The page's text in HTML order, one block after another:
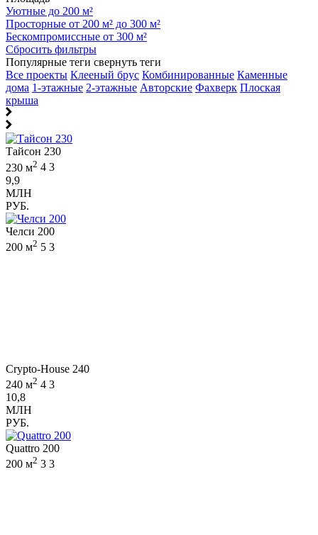
Уютные до 200 м²
Просторные от 200 м² до 300 м²
Бескомпромиссные от 300 м²
Сбросить фильтры
Популярные теги свернуть теги
Все проекты Клееный брус Комбинированные Каменные
дома 1-этажные 2-этажные Авторские Фахверк Плоская
крыша
Тайсон 230
230 м2 4 3
9,9
МЛН
РУБ.
Челси 200
200 м2 5 3
Crypto-House 240
240 м2 4 3
10,8
МЛН
РУБ.
Quattro 200
200 м2 3 3